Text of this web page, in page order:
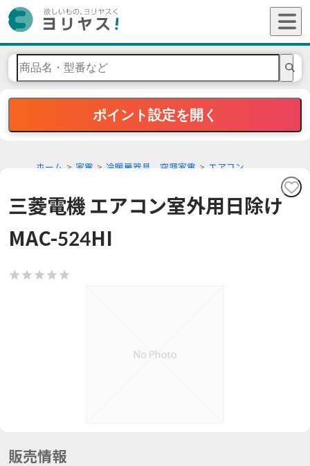
ポイント設定を開く
ホーム 家電 冷暖房器具 空調家電 エアコン
三菱電機 エアコン室外用日除け
MAC-524HI
販売情報